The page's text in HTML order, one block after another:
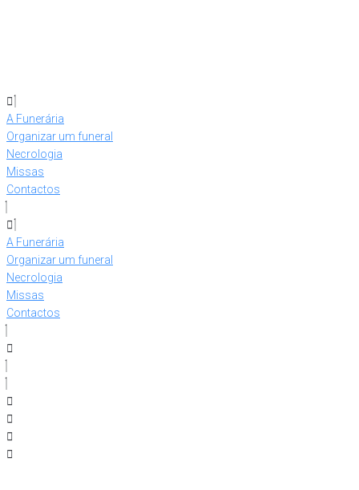
A Funerária
Organizar um funeral
Necrologia
Missas
Contactos
A Funerária
Organizar um funeral
Necrologia
Missas
Contactos